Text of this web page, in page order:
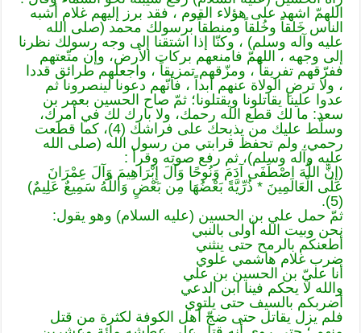
اللهمّ اشهد على هؤلاء القوم ، فقد برز إليهم غلام أشبه
الناس خَلقاً وخُلقاً ومنطقاً برسولك محمد (صلى الله
عليه وآله وسلم) ، وكنّا إذا اشتقنا إلى وجه رسولك نظرنا
إلى وجهه ، اللهمّ فامنعهم بركات الأرض، وإن متّعتهم
ففرّقهم تفريقاً ، ومزّقهم تمزيقاً ، واجعلهم طرائق قددا
، ولا ترضِ الولاة عنهم أبداً ، فأنّهم دعونا لينصرونا ثم
عدوا علينا يقاتلونا ويقتلونا؛ ثمّ صاح الحسين بعمر بن
سعد: ما لك قطع الله رحمك، ولا بارك لك في أمرك،
وسلّط عليك من يذبحك على فراشك (4)، كما قطعت
رحمي، ولم تحفظ قرابتي من رسول الله (صلى الله
عليه وآله وسلم)، ثم رفع صوته وقرأ :
(إِنَّ اللّهَ اصْطَفَى آدَمَ وَنُوحًا وَآلَ إِبْرَاهِيمَ وَآلَ عِمْرَانَ
عَلَى الْعَالَمِينَ * ذُرِّيَّةً بَعْضُهَا مِن بَعْضٍ وَاللّهُ سَمِيعٌ عَلِيمٌ)
(5).
ثمّ حمل علي بن الحسين (عليه السلام) وهو يقول:
نحن وبيت الله أولى بالنبي
أطعنكم بالرمح حتى ينثني
ضرب غلام هاشمي علوي
أنا عليّ بن الحسين بن علي
والله لا يحكم فينا ابن الدعي
أضربكم بالسيف حتى يلتوي
فلم يزل يقاتل حتى ضجّ أهل الكوفة لكثرة من قتل